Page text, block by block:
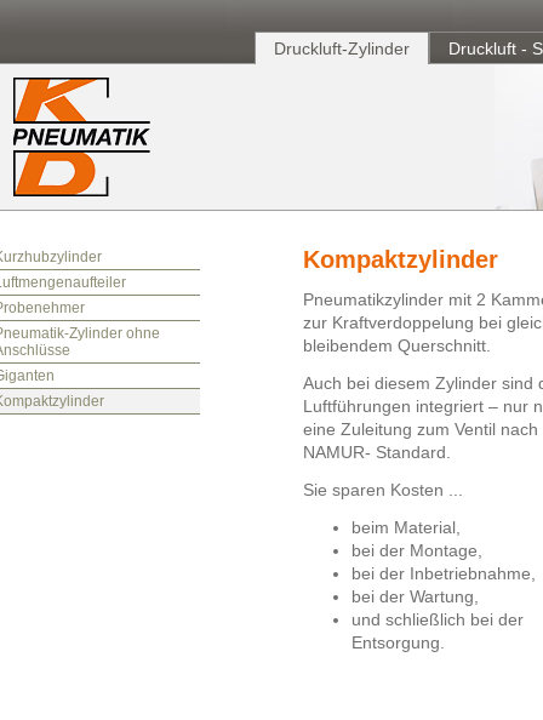
Druckluft-Zylinder
Zylinder ohne
Druckluft -
Kompaktzylinder
Pneumatikzylinder mit 2
zur Kraftverdoppelung bei
bleibendem Querschnitt.
Auch bei diesem Zylinder sind
Luftführungen integriert – nur
eine Zuleitung zum Ventil nach
NAMUR- Standard.
Sie sparen Kosten ...
beim Material,
bei der Montage,
bei der Inbetriebnahme,
bei der Wartung,
und schließlich bei der
Entsorgung.